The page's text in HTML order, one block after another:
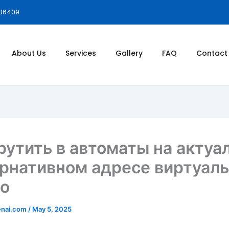
About Us Services Gallery FAQ Contact
в автоматы на
адресе
/ May 5, 2025